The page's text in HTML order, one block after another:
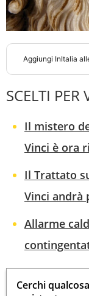
Aggiungi InItalia
SCELTI PER
Il mistero
Vinci è ora
Il Trattato
Vinci andrà
Allarme
Cerchi